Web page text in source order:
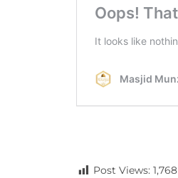
Post Views: 1,768